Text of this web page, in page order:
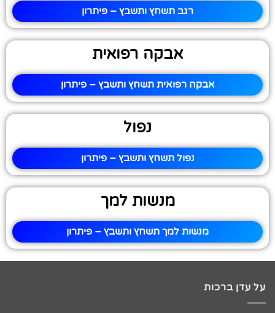
רגב תשחץ ותשבץ – פיתרון
אבקה רפואית
אבקה רפואית תשחץ ותשבץ – פיתרון
נפול
נפול תשחץ ותשבץ – פיתרון
מנשות למך
מנשות למך תשחץ ותשבץ – פיתרון
על עדן ברכות